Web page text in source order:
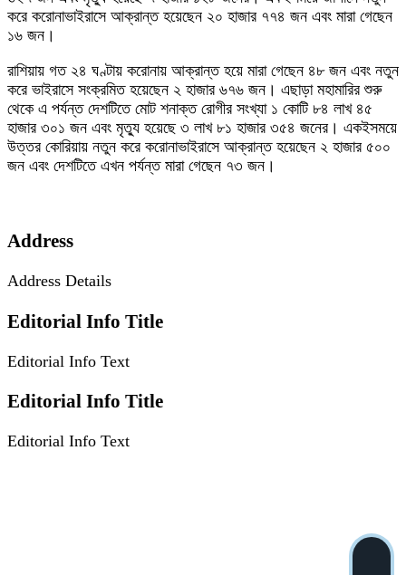
করে করোনাভাইরাসে আক্রান্ত হয়েছেন ২০ হাজার ৭৭৪ জন এবং মারা গেছেন
১৬ জন।
রাশিয়ায় গত ২৪ ঘণ্টায় করোনায় আক্রান্ত হয়ে মারা গেছেন ৪৮ জন এবং নতুন
করে ভাইরাসে সংক্রমিত হয়েছেন ২ হাজার ৬৭৬ জন। এছাড়া মহামারির শুরু
থেকে এ পর্যন্ত দেশটিতে মোট শনাক্ত রোগীর সংখ্যা ১ কোটি ৮৪ লাখ ৪৫
হাজার ৩০১ জন এবং মৃত্যু হয়েছে ৩ লাখ ৮১ হাজার ৩৫৪ জনের। একইসময়ে
উত্তর কোরিয়ায় নতুন করে করোনাভাইরাসে আক্রান্ত হয়েছেন ২ হাজার ৫০০
জন এবং দেশটিতে এখন পর্যন্ত মারা গেছেন ৭৩ জন।
Address
Address Details
Editorial Info Title
Editorial Info Text
Editorial Info Title
Editorial Info Text